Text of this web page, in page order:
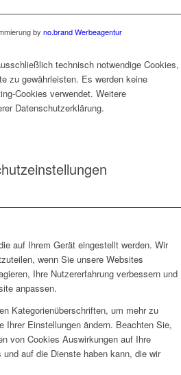
by no.brand Werbeagentur
technisch notwendige Cookies,
zu gewährleisten. Es werden keine
Cookies verwendet. Weitere
Datenschutzerklärung.
auf Ihrem Gerät eingestellt werden. Wir
wenn Sie unsere Websites
Ihre Nutzererfahrung verbessern und
anpassen.
Kategorienüberschriften, um mehr zu
Ihrer Einstellungen ändern. Beachten Sie,
von Cookies Auswirkungen auf Ihre
auf die Dienste haben kann, die wir